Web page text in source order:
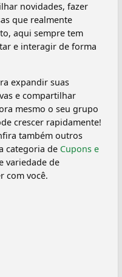
novidades, fazer
que realmente
aqui sempre tem
e interagir de forma
expandir suas
e compartilhar
mesmo o seu grupo
crescer rapidamente!
também outros
categoria de Cupons e
variedade de
com você.